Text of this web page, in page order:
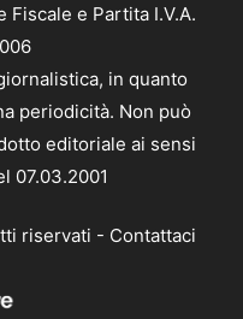
Fiscale e Partita I.V.A.
in quanto
periodicità. Non può
editoriale ai sensi
07.03.2001
riservati - Contattaci